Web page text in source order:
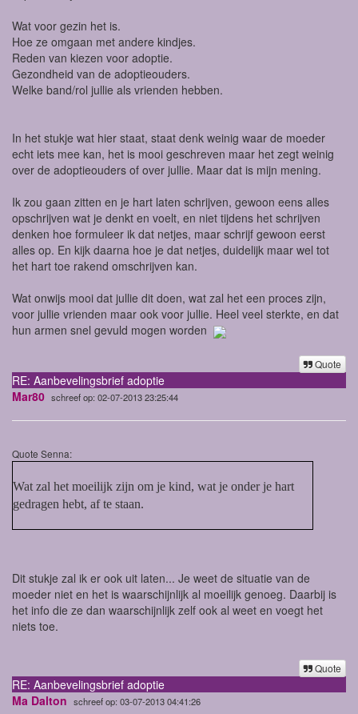
Wat voor gezin het is.
Hoe ze omgaan met andere kindjes.
Reden van kiezen voor adoptie.
Gezondheid van de adoptieouders.
Welke band/rol jullie als vrienden hebben.
In het stukje wat hier staat, staat denk weinig waar de moeder
echt iets mee kan, het is mooi geschreven maar het zegt weinig
over de adoptieouders of over jullie. Maar dat is mijn mening.
Ik zou gaan zitten en je hart laten schrijven, gewoon eens alles
opschrijven wat je denkt en voelt, en niet tijdens het schrijven
denken hoe formuleer ik dat netjes, maar schrijf gewoon eerst
alles op. En kijk daarna hoe je dat netjes, duidelijk maar wel tot
het hart toe rakend omschrijven kan.
Wat onwijs mooi dat jullie dit doen, wat zal het een proces zijn,
voor jullie vrienden maar ook voor jullie. Heel veel sterkte, en dat
hun armen snel gevuld mogen worden
Quote
RE: Aanbevelingsbrief adoptie
Mar80 schreef op: 02-07-2013 23:25:44
Quote Senna:
Wat zal het moeilijk zijn om je kind, wat je onder je hart
gedragen hebt, af te staan.
Dit stukje zal ik er ook uit laten... Je weet de situatie van de
moeder niet en het is waarschijnlijk al moeilijk genoeg. Daarbij is
het info die ze dan waarschijnlijk zelf ook al weet en voegt het
niets toe.
Quote
RE: Aanbevelingsbrief adoptie
Ma Dalton schreef op: 03-07-2013 04:41:26